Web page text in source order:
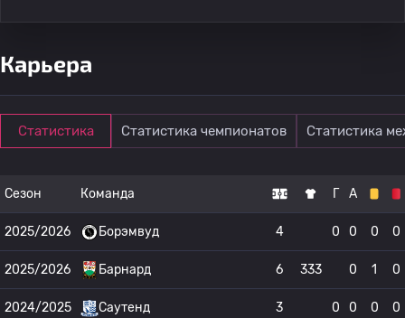
Карьера
Статистика Статистика чемпионатов Статистика
Сезон Команда Г А
2025/2026 Борэмвуд 4 0 0 0 0
2025/2026 Барнард 6 333 0 1 0
2024/2025 Саутенд 3 0 0 0 0